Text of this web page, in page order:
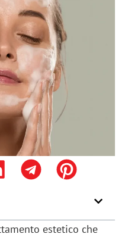
estetico che